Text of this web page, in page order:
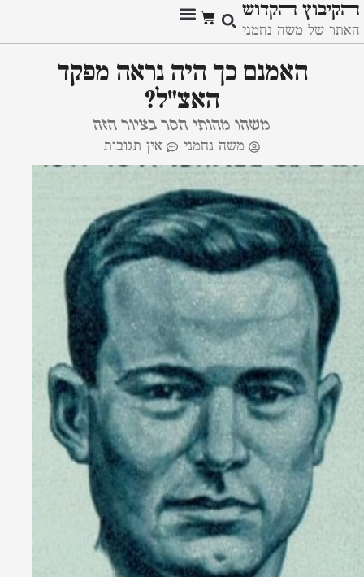
ﬣקיבוץ ﬣקדוש
האתר של משה נחמני
האמנם כך היה נראה מפקד
האצ"ל?
משהו מהותי חסר בציור הזה
משה נחמני אין תגובות